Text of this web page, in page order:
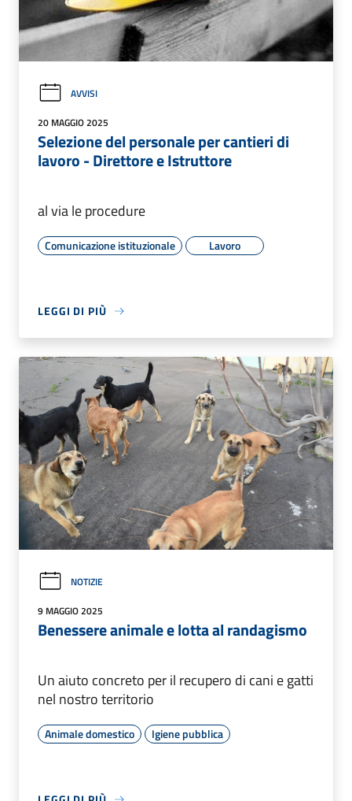
AVVISI
20 MAGGIO 2025
Selezione del personale per cantieri di
lavoro - Direttore e Istruttore
al via le procedure
Comunicazione istituzionale Lavoro
LEGGI DI PIÙ
NOTIZIE
9 MAGGIO 2025
Benessere animale e lotta al randagismo
Un aiuto concreto per il recupero di cani e gatti
nel nostro territorio
Animale domestico Igiene pubblica